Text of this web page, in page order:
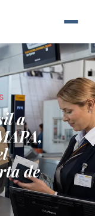
a
de